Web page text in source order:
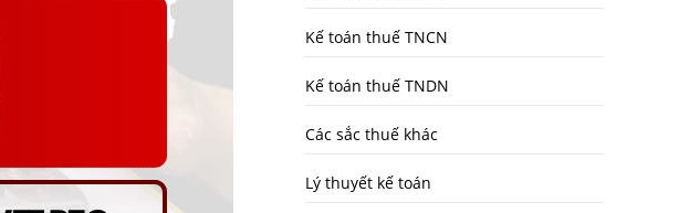
Kế toán thuế TNCN
Kế toán thuế TNDN
Các sắc thuế khác
Lý thuyết kế toán